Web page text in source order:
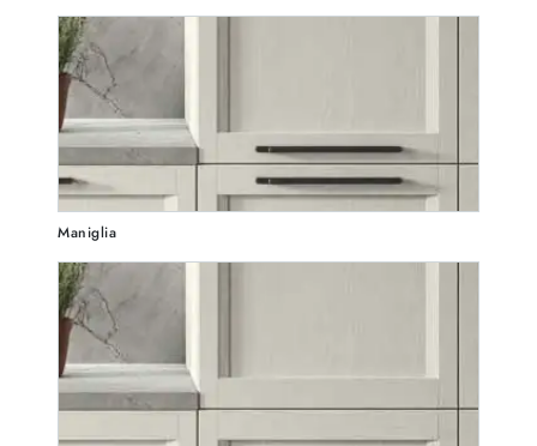
Maniglia